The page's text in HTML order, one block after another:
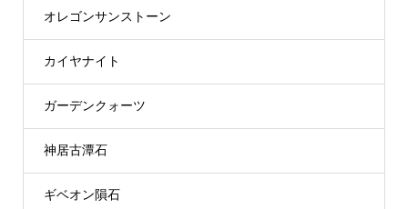
オレゴンサンストーン
カイヤナイト
ガーデンクォーツ
神居古潭石
ギベオン隕石